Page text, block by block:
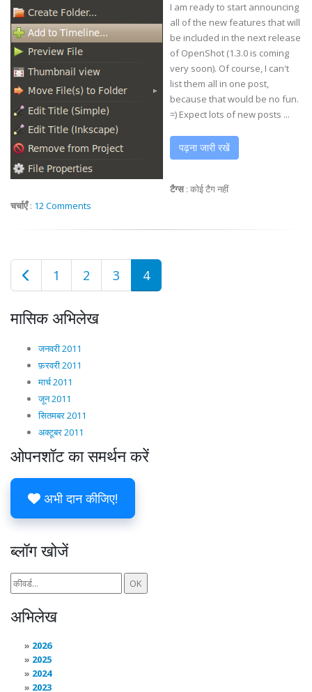
I am ready to start announcing
all of the new features that will
be included in the next release
of OpenShot (1.3.0 is coming
very soon). Of course, I can't
list them all in one post,
because that would be no fun.
=) Expect lots of new posts ...
पढ़ना जारी रखें
टैग्स: कोई टैग नहीं
चर्चाएँ: 12 Comments
1 2 3 4
मासिक अभिलेख
जनवरी 2011
फ़रवरी 2011
मार्च 2011
जून 2011
सितमबर 2011
अक्टूबर 2011
ओपनशॉट का समर्थन करें
अभी दान कीजिए!
ब्लॉग खोजें
अभिलेख
2026
2025
2024
2023